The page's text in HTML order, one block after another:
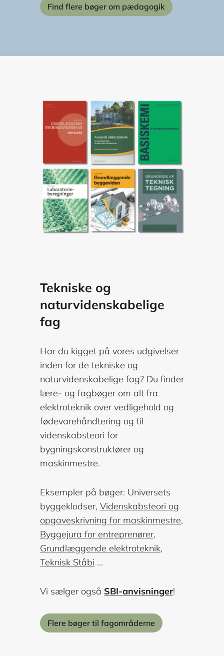
Find flere bøger om pædagogik
Tekniske og
naturvidenskabelige
fag
Har du kigget på vores udgivelser
inden for de tekniske og
naturvidenskabelige fag? Du finder
lære- og fagbøger om alt fra
elektroteknik over vedligehold og
fødevarehåndtering og til
videnskabsteori for
bygningskonstruktører og
maskinmestre.
Eksempler på bøger: Universets
byggeklodser, Videnskabsteori og
opgaveskrivning for maskinmestre,
Byggejura for entreprenører,
Grundlæggende elektroteknik,
Teknisk Ståbi ...
Vi sælger også SBI-anvisninger!
Flere bøger til fagområderne